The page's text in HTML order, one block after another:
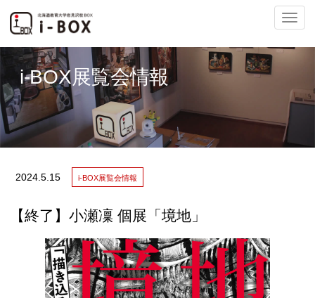
ナ
ビ
i-BOX展覧会情報
2024. 5.15 i-BOX展覧会情報
【終了】小瀬凜 個展「境地」